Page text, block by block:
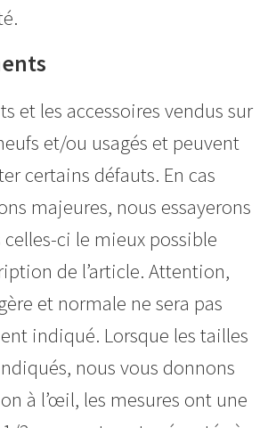
et les accessoires vendus sur
et/ou usagés et peuvent
certains défauts. En cas
majeures, nous essayerons
ci le mieux possible
de l’article. Attention,
et normale ne sera pas
indiqué. Lorsque les tailles
nous vous donnons
à l’œil, les mesures ont une